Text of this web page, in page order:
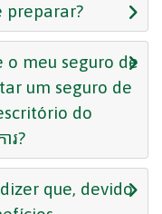
preparar?
o meu seguro de
um seguro de
do
រ?
que, devido